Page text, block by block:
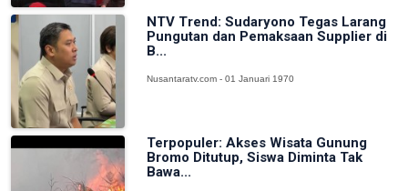
NTV Trend: Sudaryono Tegas Larang
Pungutan dan Pemaksaan Supplier di
B...
Nusantaratv.com - 01 Januari 1970
Terpopuler: Akses Wisata Gunung
Bromo Ditutup, Siswa Diminta Tak
Bawa...